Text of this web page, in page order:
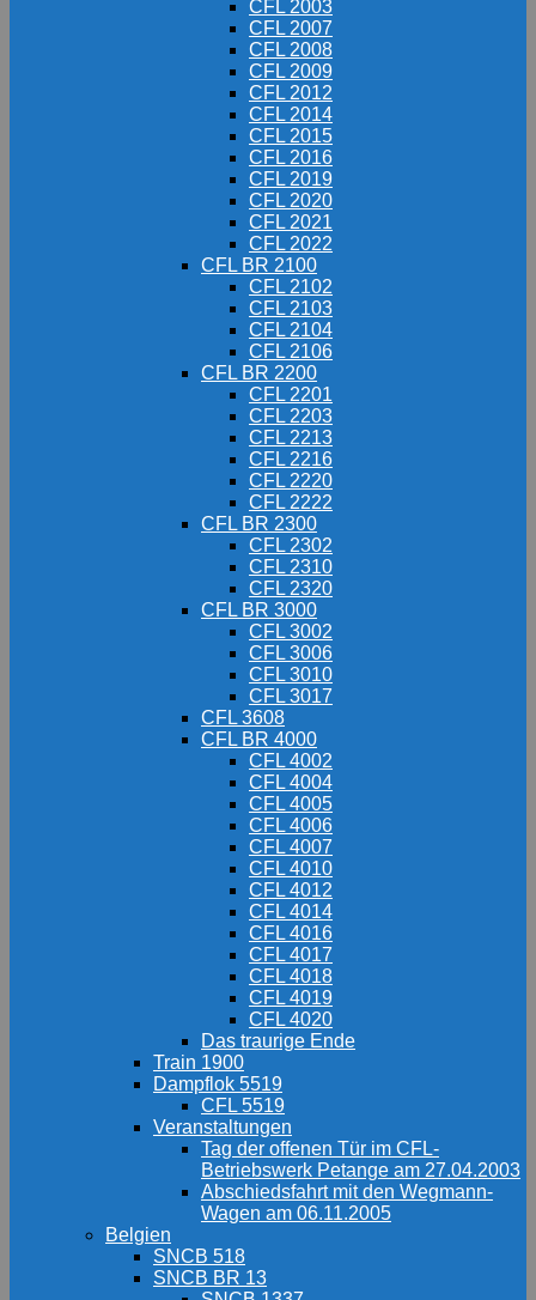
CFL 2003
CFL 2007
CFL 2008
CFL 2009
CFL 2012
CFL 2014
CFL 2015
CFL 2016
CFL 2019
CFL 2020
CFL 2021
CFL 2022
CFL BR 2100
CFL 2102
CFL 2103
CFL 2104
CFL 2106
CFL BR 2200
CFL 2201
CFL 2203
CFL 2213
CFL 2216
CFL 2220
CFL 2222
CFL BR 2300
CFL 2302
CFL 2310
CFL 2320
CFL BR 3000
CFL 3002
CFL 3006
CFL 3010
CFL 3017
CFL 3608
CFL BR 4000
CFL 4002
CFL 4004
CFL 4005
CFL 4006
CFL 4007
CFL 4010
CFL 4012
CFL 4014
CFL 4016
CFL 4017
CFL 4018
CFL 4019
CFL 4020
Das traurige Ende
Train 1900
Dampflok 5519
CFL 5519
Veranstaltungen
Tag der offenen Tür im CFL-
Betriebswerk Petange am 27.04.2003
Abschiedsfahrt mit den Wegmann-
Wagen am 06.11.2005
Belgien
SNCB 518
SNCB BR 13